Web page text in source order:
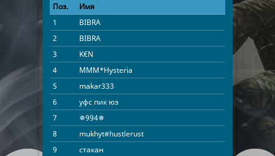
Поз. Имя
Время
1
BIBRA
14:22:50
2
BIBRA
14:22:50
3
K€N
08:53:32
4
MMM*Hysteria
5
makar333
05:46:16
6
уфс пик юз
05:34:15
7
✵994✵
8
mukhyt#hustlerust
9
стакан
02:54:22